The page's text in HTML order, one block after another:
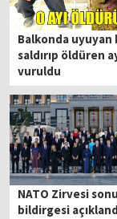
Balkonda uyuyan
saldırıp öldüren
vuruldu
NATO Zirvesi
bildirgesi